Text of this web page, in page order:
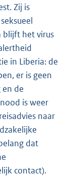
Zij is
blijft het virus
in Liberia: de
er is geen
de
is weer
naar
dat
contact).